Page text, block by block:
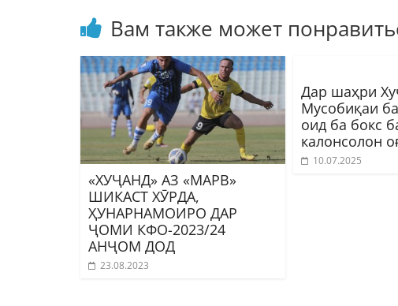
Вам также может
«ХУҶАНД» АЗ «МАРВ»
ШИКАСТ ХӮРДА,
ҲУНАРНАМОИРО ДАР
ҶОМИ КФО-2023/24
АНҶОМ ДОД
23.08.2023
Дар шаҳри
Мусобиқаи
оид ба бокс
калонсолон
10.07.2025